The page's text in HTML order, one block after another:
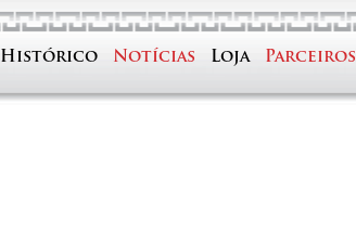
Histórico Notícias Loja Parceiros